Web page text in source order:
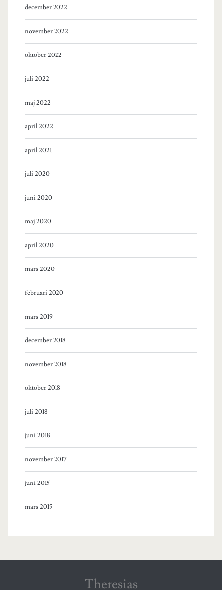
december 2022
november 2022
oktober 2022
juli 2022
maj 2022
april 2022
april 2021
juli 2020
juni 2020
maj 2020
april 2020
mars 2020
februari 2020
mars 2019
december 2018
november 2018
oktober 2018
juli 2018
juni 2018
november 2017
juni 2015
mars 2015
Theresias